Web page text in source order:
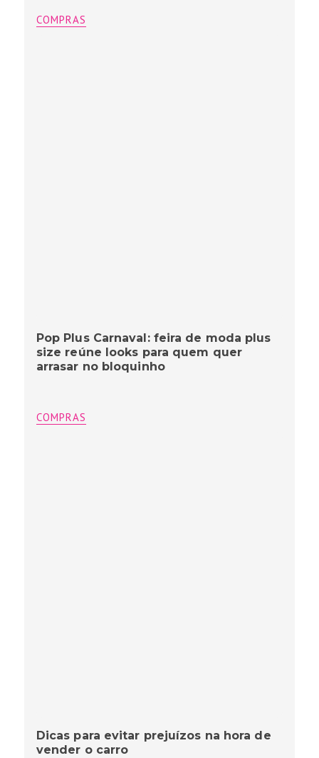
COMPRAS
Pop Plus Carnaval: feira de moda plus
size reúne looks para quem quer
arrasar no bloquinho
COMPRAS
Dicas para evitar prejuízos na hora de
vender o carro